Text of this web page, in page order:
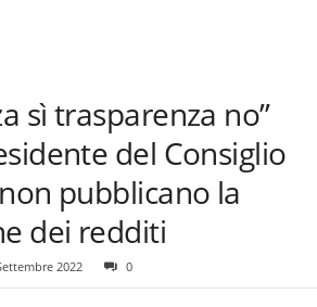
sì trasparenza no”
del Consiglio
pubblicano la
dei redditi
2022 0